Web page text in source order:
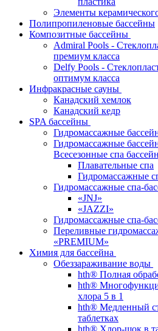
Элементы
Полипропиленовые бассейны
Композитные бассейны
Admiral Pools -
премиум класса
Delfy Pools -
оптимум класса
Инфракрасные сауны
Канадский хемлок
Канадский кедр
SPA бассейны
Гидромассажные
Гидромассажные
Всесезонные спа
Плавательные спа
Гидромассажные
Гидромассажные спа-
«JNJ»
«JAZZI»
Гидромассажные спа-
Переливные
«PREMIUM»
Химия для бассейна
Обеззараживание воды
hth® Полная
hth®
хлора 5 в 1
hth® Медленный
таблетках
hth® Хлор-шок в